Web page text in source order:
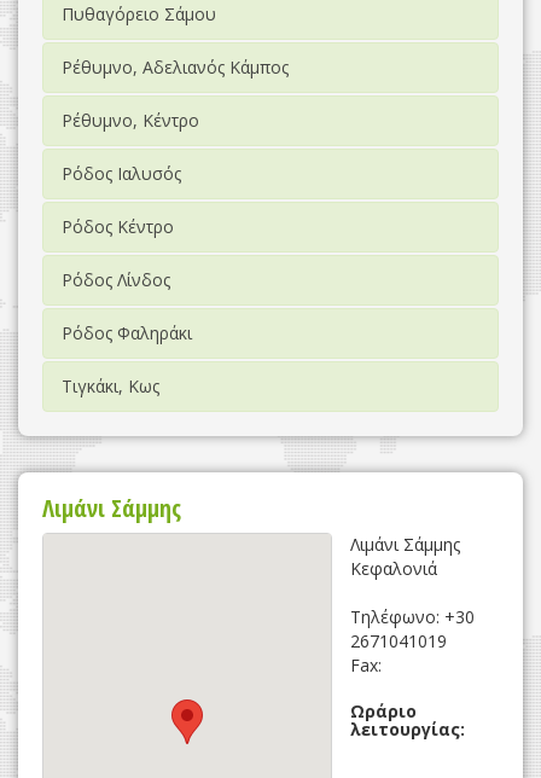
Πυθαγόρειο Σάμου
Ρέθυμνο, Αδελιανός Κάμπος
Ρέθυμνο, Κέντρο
Ρόδος Ιαλυσός
Ρόδος Κέντρο
Ρόδος Λίνδος
Ρόδος Φαληράκι
Τιγκάκι, Κως
Λιμάνι Σάμμης
Λιμάνι Σάμμης
Κεφαλονιά
Τηλέφωνο: +30
2671041019
Fax:
Ωράριο
λειτουργίας: